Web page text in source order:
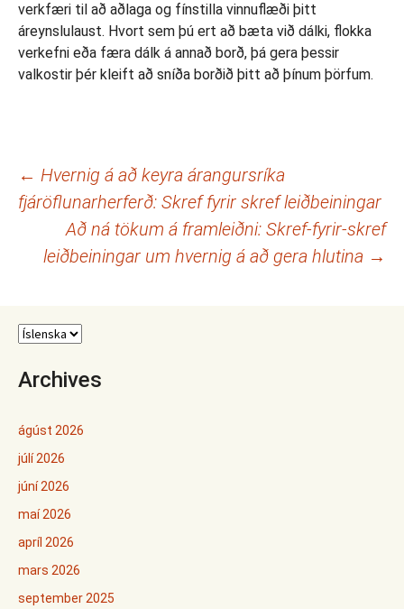
verkfæri til að aðlaga og fínstilla vinnuflæði þitt
áreynslulaust. Hvort sem þú ert að bæta við dálki, flokka
verkefni eða færa dálk á annað borð, þá gera þessir
valkostir þér kleift að sníða borðið þitt að þínum þörfum.
Leiðarkerfi
færslna
← Hvernig á að keyra árangursríka
fjáröflunarherferð: Skref fyrir skref leiðbeiningar
Að ná tökum á framleiðni: Skref-fyrir-skref
leiðbeiningar um hvernig á að gera hlutina →
Archives
ágúst 2026
júlí 2026
júní 2026
maí 2026
apríl 2026
mars 2026
september 2025